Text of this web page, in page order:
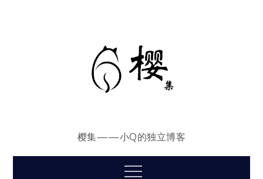
樱集——小Q的独立博客
Menu